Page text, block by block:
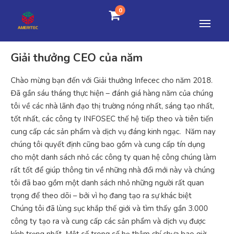
0
Giải thưởng CEO của năm
Chào mừng bạn đến với Giải thưởng Infecec cho năm 2018.
Đã gần sáu tháng thực hiện – đánh giá hàng năm của chúng
tôi về các nhà lãnh đạo thị trường nóng nhất, sáng tạo nhất,
tốt nhất, các công ty INFOSEC thế hệ tiếp theo và tiên tiến
cung cấp các sản phẩm và dịch vụ đáng kinh ngạc. Năm nay
chúng tôi quyết định cũng bao gồm và cung cấp tín dụng
cho một danh sách nhỏ các công ty quan hệ công chúng làm
rất tốt để giúp thông tin về những nhà đổi mới này và chúng
tôi đã bao gồm một danh sách nhỏ những người rất quan
trọng để theo dõi – bởi vì họ đang tạo ra sự khác biệt
Chúng tôi đã lùng sục khắp thế giới và tìm thấy gần 3.000
công ty tạo ra và cung cấp các sản phẩm và dịch vụ được